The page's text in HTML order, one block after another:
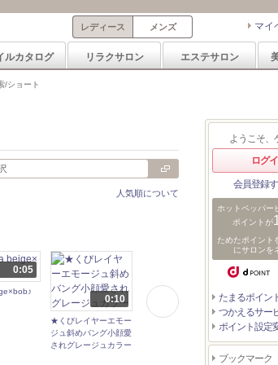
マイ
レディース メンズ
ルカタログ リラクサロン エステサロン
/ショート
人気順について
0:05
0:10
★くびレイヤーエモー
ジュ斜めバング小顔愛
されグレージュカラー
0:11
ショートカット×ひし
形ショートボブ×前髪
あり20代30代40代
20代/30代/
ラー/オレ
ブリーチカ
ようこそ、
ログ
会員登録
ホットペッパー
ポイントが
ためたポイント
にサロンを
たまるポイン
つかえるサー
ポイント設定
ブックマーク